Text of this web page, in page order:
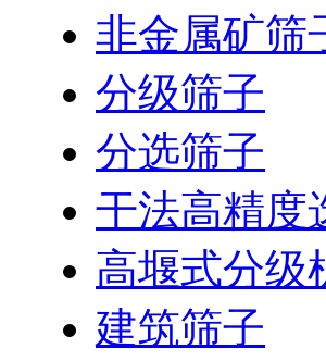
非金属矿筛
分级筛子
分选筛子
干法高精度
高堰式分级
建筑筛子